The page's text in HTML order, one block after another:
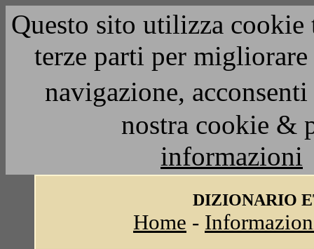
Questo sito utilizza
terze parti per
navigazione,
nostra cookie &
informazioni
DIZIONARIO
Home -